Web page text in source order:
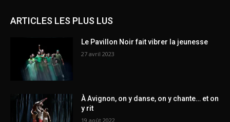
ARTICLES LES PLUS LUS
Le Pavillon Noir fait vibrer la jeunesse
27 avril 2023
À Avignon, on y danse, on y chante… et on
y rit
19 août 2022